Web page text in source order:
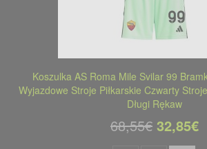
Koszulka AS Roma Mile Svilar 99
Wyjazdowe Stroje Piłkarskie Czwarty
Długi Rękaw
68,55€ 32,85€